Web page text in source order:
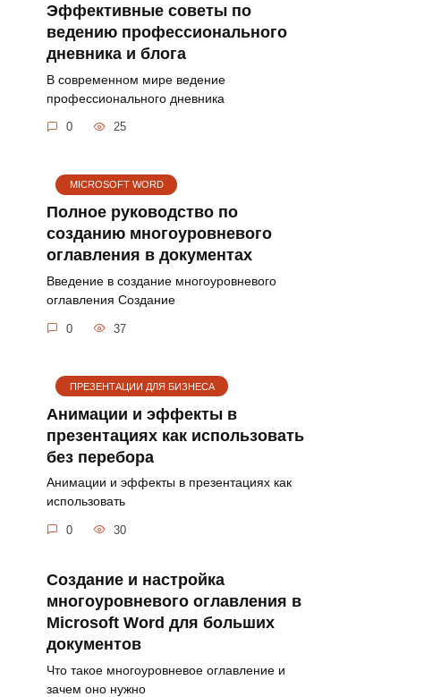
Эффективные советы по
ведению профессионального
дневника и блога
В современном мире ведение
профессионального дневника
0 25
MICROSOFT WORD
Полное руководство по
созданию многоуровневого
оглавления в документах
Введение в создание многоуровневого
оглавления Создание
0 37
ПРЕЗЕНТАЦИИ ДЛЯ БИЗНЕСА
Анимации и эффекты в
презентациях как использовать
без перебора
Анимации и эффекты в презентациях как
использовать
0 30
Создание и настройка
многоуровневого оглавления в
Microsoft Word для больших
документов
Что такое многоуровневое оглавление и
зачем оно нужно